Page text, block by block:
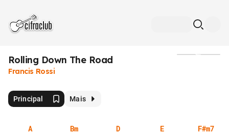
Rolling Down The Road
Francis Rossi
Principal Mais
A Bm D E F#m7